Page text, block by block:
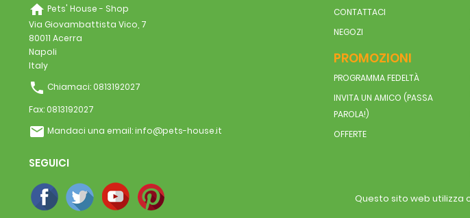
home Pets' House - Shop
Via Giovambattista Vico, 7
80011 Acerra
Napoli
Italy
phone Chiamaci: 0813192027
Fax: 0813192027
email Mandaci una email:info@pets-house.it
SEGUICI
CONTATTACI
NEGOZI
PROMOZIONI
PROGRAMMA FEDELTÀ
INVITA UN AMICO (PASSA
PAROLA!)
OFFERTE
Questo sito web utilizza